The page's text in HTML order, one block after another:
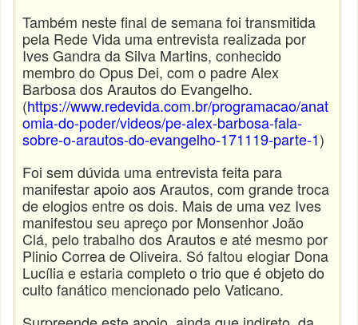
Também neste final de semana foi transmitida
pela Rede Vida uma entrevista realizada por
Ives Gandra da Silva Martins, conhecido
membro do Opus Dei, com o padre Alex
Barbosa dos Arautos do Evangelho.
(https://www.redevida.com.br/programacao/anat
omia-do-poder/videos/pe-alex-barbosa-fala-
sobre-o-arautos-do-evangelho-171119-parte-1)
Foi sem dúvida uma entrevista feita para
manifestar apoio aos Arautos, com grande troca
de elogios entre os dois. Mais de uma vez Ives
manifestou seu apreço por Monsenhor João
Clá, pelo trabalho dos Arautos e até mesmo por
Plinio Correa de Oliveira. Só faltou elogiar Dona
Lucília e estaria completo o trio que é objeto do
culto fanático mencionado pelo Vaticano.